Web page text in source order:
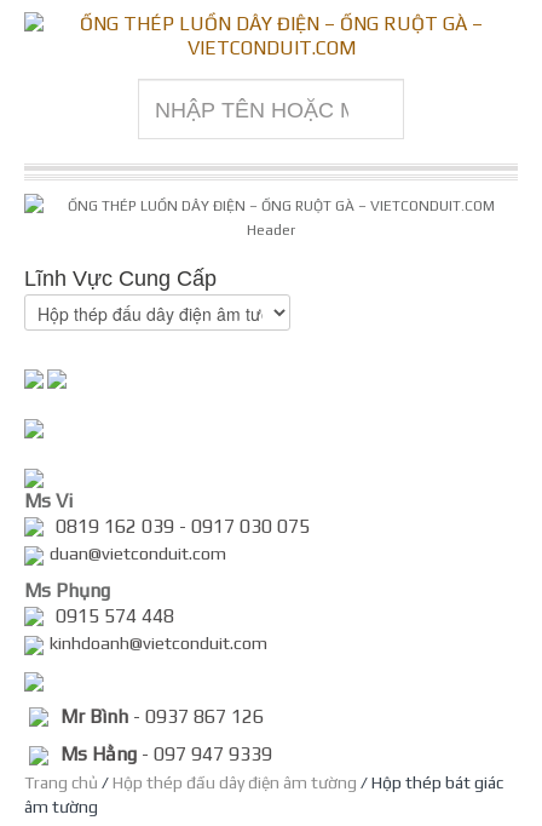
Trang chủ /Hộp thép đấu dây điện âm tường / Hộp thép bát giác
âm tường
Lĩnh Vực Cung Cấp
Ms Vi
0819 162 039 - 0917 030 075
duan@vietconduit.com
Ms Phụng
0915 574 448
kinhdoanh@vietconduit.com
Mr Bình - 0937 867 126
Ms Hằng - 097 947 9339